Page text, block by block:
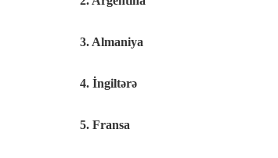
3. Almaniya
4. İngiltərə
5. Fransa